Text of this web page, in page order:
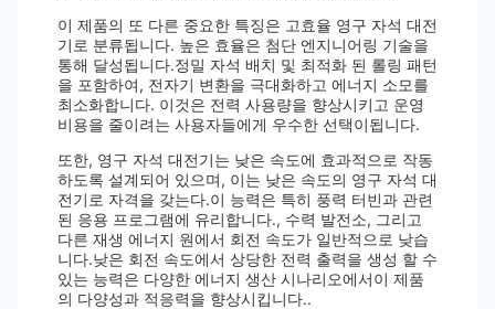
이 제품의 또 다른 중요한 특징은 고효율 영구 자석 대전
기로 분류됩니다. 높은 효율은 첨단 엔지니어링 기술을
통해 달성됩니다.정밀 자석 배치 및 최적화 된 롤링 패턴
을 포함하여, 전자기 변환을 극대화하고 에너지 소모를
최소화합니다. 이것은 전력 사용량을 향상시키고 운영
비용을 줄이려는 사용자들에게 우수한 선택이됩니다.
또한, 영구 자석 대전기는 낮은 속도에 효과적으로 작동
하도록 설계되어 있으며, 이는 낮은 속도의 영구 자석 대
전기로 자격을 갖는다.이 능력은 특히 풍력 터빈과 관련
된 응용 프로그램에 유리합니다., 수력 발전소, 그리고
다른 재생 에너지 원에서 회전 속도가 일반적으로 낮습
니다.낮은 회전 속도에서 상당한 전력 출력을 생성 할 수
있는 능력은 다양한 에너지 생산 시나리오에서이 제품
의 다양성과 적응력을 향상시킵니다..